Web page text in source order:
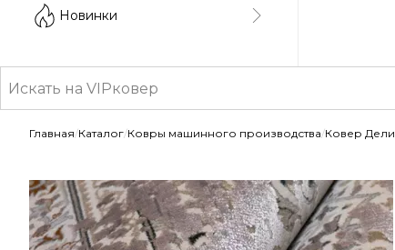
Новинки
Главная/Каталог/Ковры машинного производства/Ковер Дели